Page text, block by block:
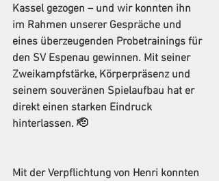
Kassel gezogen – und wir konnten ihn
im Rahmen unserer Gespräche und
eines überzeugenden Probetrainings für
den SV Espenau gewinnen. Mit seiner
Zweikampfstärke, Körperpräsenz und
seinem souveränen Spielaufbau hat er
direkt einen starken Eindruck
hinterlassen. 🫡
Mit der Verpflichtung von Henri konnten